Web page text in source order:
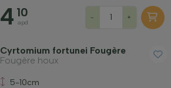
4 10
apd
- +
Cyrtomium fortunei Fougère
Fougère houx
5-10cm